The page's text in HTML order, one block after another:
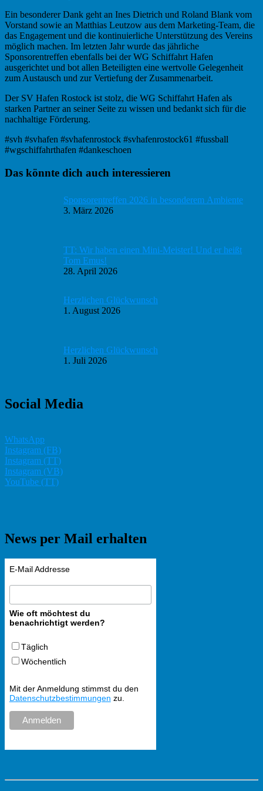
Ein besonderer Dank geht an Ines Dietrich und Roland Blank vom
Vorstand sowie an Matthias Leutzow aus dem Marketing-Team, die
das Engagement und die kontinuierliche Unterstützung des Vereins
möglich machen. Im letzten Jahr wurde das jährliche
Sponsorentreffen ebenfalls bei der WG Schiffahrt Hafen
ausgerichtet und bot allen Beteiligten eine wertvolle Gelegenheit
zum Austausch und zur Vertiefung der Zusammenarbeit.
Der SV Hafen Rostock ist stolz, die WG Schiffahrt Hafen als
starken Partner an seiner Seite zu wissen und bedankt sich für die
nachhaltige Förderung.
#svh #svhafen #svhafenrostock #svhafenrostock61 #fussball
#wgschiffahrthafen #dankeschoen
Haupt-
Das könnte dich auch interessieren
Sponsorentreffen 2026 in besonderem Ambiente
3. März 2026
TT: Wir haben einen Mini-Meister! Und er heißt
Tom Emus!
28. April 2026
Herzlichen Glückwunsch
1. August 2026
Herzlichen Glückwunsch
1. Juli 2026
Social Media
WhatsApp
Instagram (FB)
Instagram (TT)
Instagram (VB)
YouTube (TT)
News per Mail erhalten
E-Mail Addresse
Wie oft möchtest du
benachrichtigt werden?
Täglich
Wöchentlich
Mit der Anmeldung stimmst du den
Datenschutzbestimmungen zu.